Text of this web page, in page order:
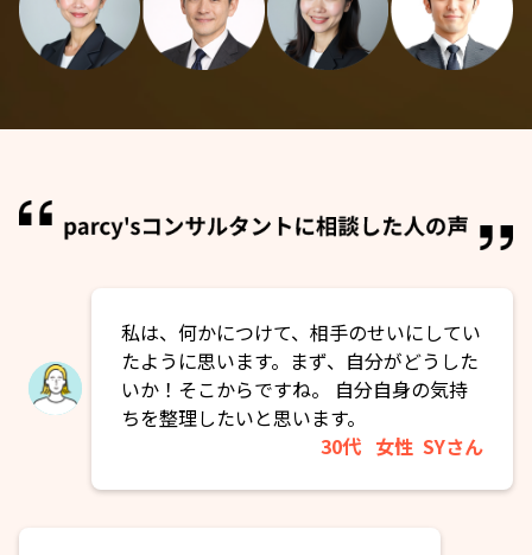
私は、何かにつけて、相手のせいにしてい
たように思います。まず、自分がどうした
いか！そこからですね。 自分自身の気持
ちを整理したいと思います。
30代 女性 SYさん